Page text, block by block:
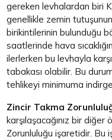
gereken levhalardan biri
genellikle zemin
birikintilerinin bulunduğu
saatlerinde hava
ilerlerken bu levhayla
tabakası olabilir. Bu
tehlikeyi minimuma
Zincir Takma
karşılaşacağınız bir
Zorunluluğu işaretidir. Bu